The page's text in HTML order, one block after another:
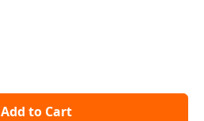
Add to Cart